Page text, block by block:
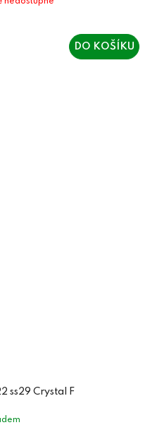
DO KOŠÍKU
ss29 Crystal F